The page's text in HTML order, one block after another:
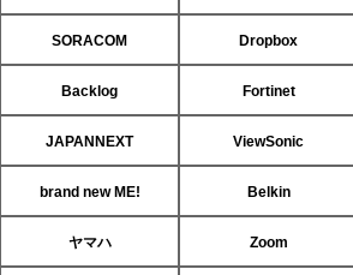
SORACOM Dropbox
Backlog Fortinet
JAPANNEXT ViewSonic
brand new ME! Belkin
ヤマハ Zoom